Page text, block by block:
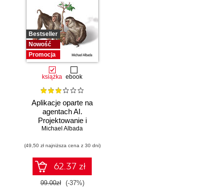
Bestseller
Nowość
Promocja
książka ebook
Aplikacje oparte na
agentach AI.
Projektowanie i
wdrażanie
wieloagentowych
Michael Albada
(49,50 zł najniższa cena z 30 dni)
62.37 zł
99.00zł (-37%)